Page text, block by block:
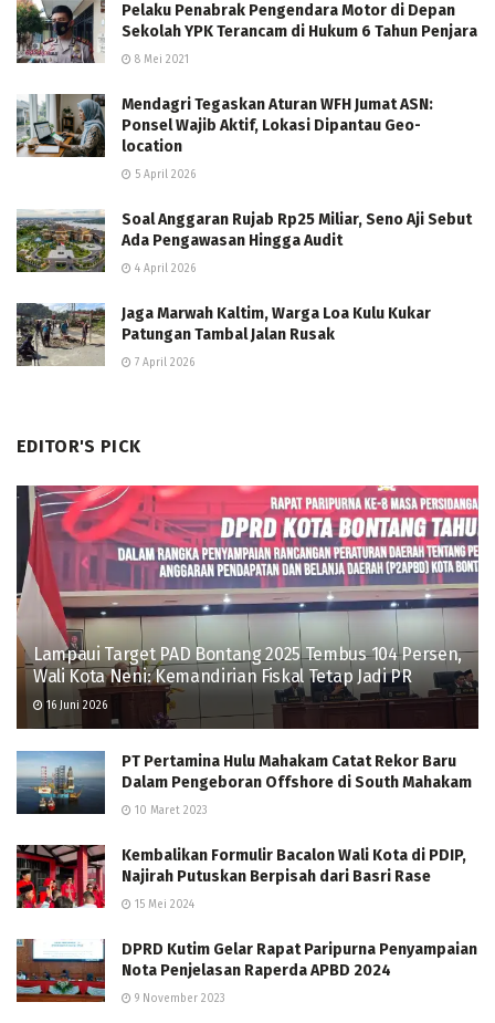
Pelaku Penabrak Pengendara Motor di Depan
Sekolah YPK Terancam di Hukum 6 Tahun Penjara
8 Mei 2021
Mendagri Tegaskan Aturan WFH Jumat ASN:
Ponsel Wajib Aktif, Lokasi Dipantau Geo-
location
5 April 2026
Soal Anggaran Rujab Rp25 Miliar, Seno Aji Sebut
Ada Pengawasan Hingga Audit
4 April 2026
Jaga Marwah Kaltim, Warga Loa Kulu Kukar
Patungan Tambal Jalan Rusak
7 April 2026
EDITOR'S PICK
Lampaui Target PAD Bontang 2025 Tembus 104 Persen,
Wali Kota Neni: Kemandirian Fiskal Tetap Jadi PR
16 Juni 2026
PT Pertamina Hulu Mahakam Catat Rekor Baru
Dalam Pengeboran Offshore di South Mahakam
10 Maret 2023
Kembalikan Formulir Bacalon Wali Kota di PDIP,
Najirah Putuskan Berpisah dari Basri Rase
15 Mei 2024
DPRD Kutim Gelar Rapat Paripurna Penyampaian
Nota Penjelasan Raperda APBD 2024
9 November 2023